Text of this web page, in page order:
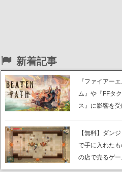
新着記事
『ファイアー
ム』や『FFタ
ス』に影響を
Path』2027年
PC（Steam）
Xbox、Switch
【無料】ダン
で手に入れた
の店で売るゲー
『Moonlighter